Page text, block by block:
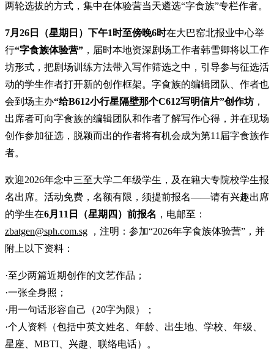
两轮选拔的方式，集中在体验营当天遴选“字食族”专栏作者。
7月26日（星期日）下午1时至傍晚6时在大巴窑北报业中心举
行“字食族体验营” ，届时本地资深剧场工作者韩雪卿将以工作
坊形式，把剧场训练方法带入写作筛选之中，引导参与征选活
动的学生作者打开新的创作框架。字食族的编辑团队、作者也
会到场主办“给B612小行星隔壁那个C612写明信片”创作坊 ，
出席者可向字食族的编辑团队和作者了解写作心得，并在现场
创作参加征选，脱颖而出的作者将有机会成为第11届字食族作
者。
欢迎2026年念中三至大学二年级学生，及在籍大专院校学生报
名出席。活动免费，名额有限，须提前报名——请有兴趣出席
的学生在6月11日（星期四）前报名 ，电邮至：
zbatgen@sph.com.sg ，注明：参加“2026年字食族体验营”，并
附上以下资料：
·至少两篇近期创作的文艺作品；
·一张全身照；
·用一句话形容自己（20字为限）；
·个人资料（包括中英文姓名、年龄、出生地、学校、年级、
星座、MBTI、兴趣、联络电话）。